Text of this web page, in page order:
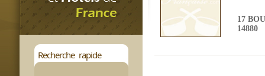
Recherche rapide
17
14880